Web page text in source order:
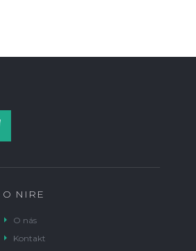
O NIRE
O nás
Kontakt